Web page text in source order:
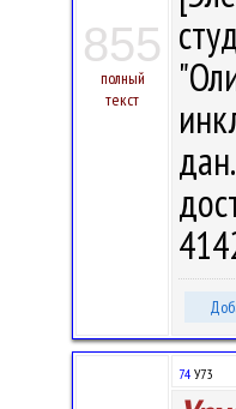
855
полный
текст
74 У73